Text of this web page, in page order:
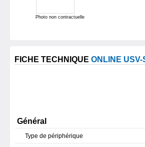
Photo non contractuelle
FICHE TECHNIQUE ONLINE
Général
Type de périphérique